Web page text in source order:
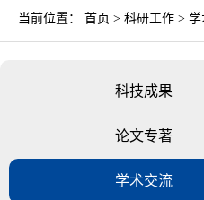
当前位置： 首页 > 科研工作 > 学
科技成果
论文专著
学术交流